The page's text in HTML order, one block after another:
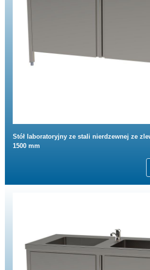
Stół laboratoryjny ze stali nierdzewnej ze
1500 mm